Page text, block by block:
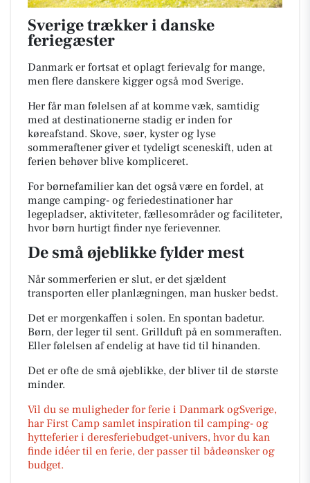
Sverige trækker i danske
feriegæster
Danmark er fortsat et oplagt ferievalg for mange,
men flere danskere kigger også mod Sverige.
Her får man følelsen af at komme væk, samtidig
med at destinationerne stadig er inden for
køreafstand. Skove, søer, kyster og lyse
sommeraftener giver et tydeligt sceneskift, uden at
ferien behøver blive kompliceret.
For børnefamilier kan det også være en fordel, at
mange camping- og feriedestinationer har
legepladser, aktiviteter, fællesområder og faciliteter,
hvor børn hurtigt finder nye ferievenner.
De små øjeblikke fylder mest
Når sommerferien er slut, er det sjældent
transporten eller planlægningen, man husker bedst.
Det er morgenkaffen i solen. En spontan badetur.
Børn, der leger til sent. Grillduft på en sommeraften.
Eller følelsen af endelig at have tid til hinanden.
Det er ofte de små øjeblikke, der bliver til de største
minder.
Vil du se muligheder for ferie i Danmark ogSverige,
har First Camp samlet inspiration til camping- og
hytteferier i deresferiebudget-univers, hvor du kan
finde idéer til en ferie, der passer til bådeønsker og
budget.